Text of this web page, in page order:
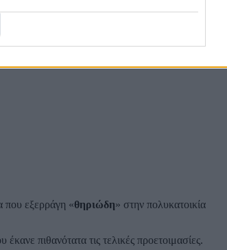
που εξερράγη «θηριώδη» στην πολυκατοικία
πιθανότατα τις τελικές προετοιμασίες.